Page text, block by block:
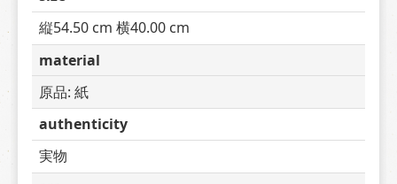
縦54.50 cm 横40.00 cm
material
原品: 紙
authenticity
実物